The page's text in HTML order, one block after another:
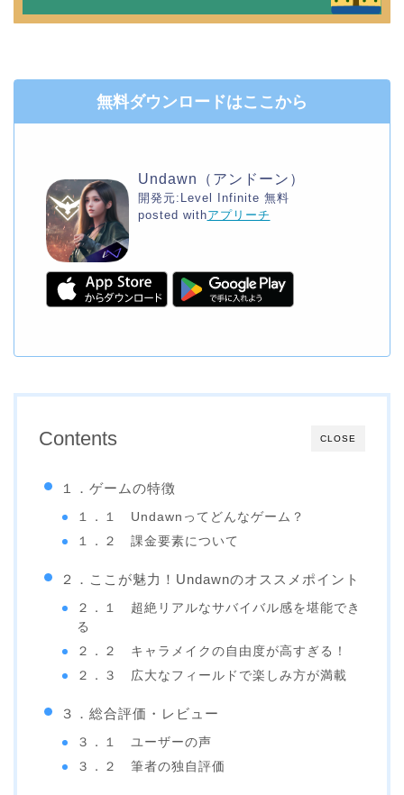
無料ダウンロードはここから
Undawn（アンドーン）
開発元: Level Infinite 無料
posted withアプリーチ
CLOSE
Contents
１．ゲームの特徴
１．１ Undawnってどんなゲーム？
１．２ 課金要素について
２．ここが魅力！Undawnのオススメポイント
２．１ 超絶リアルなサバイバル感を堪能でき
る
２．２ キャラメイクの自由度が高すぎる！
２．３ 広大なフィールドで楽しみ方が満載
３．総合評価・レビュー
３．１ ユーザーの声
３．２ 筆者の独自評価